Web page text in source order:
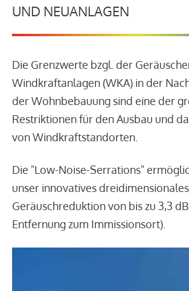
UND NEUANLAGEN
Die Grenzwerte bzgl. der
Windkraftanlagen (WKA) in der
der Wohnbebauung sind eine der
Restriktionen für den Ausbau und
von Windkraftstandorten.
Die "Low-Noise-Serrations"
unser innovatives
Geräuschreduktion von bis zu 3,3
Entfernung zum Immissionsort).